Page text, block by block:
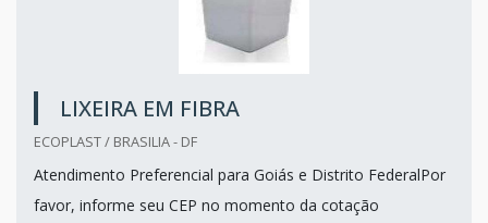
LIXEIRA EM FIBRA
ECOPLAST / BRASILIA - DF
Atendimento Preferencial para Goiás e Distrito FederalPor
favor, informe seu CEP no momento da cotação